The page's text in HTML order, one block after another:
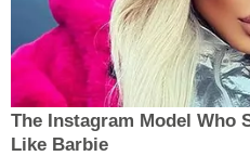
The Instagram Model Who
Like Barbie